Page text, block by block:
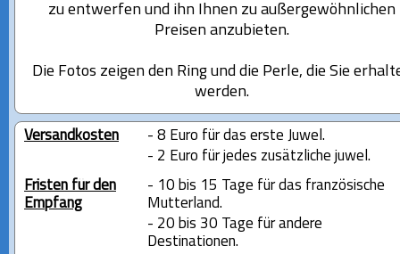
zu entwerfen und ihn Ihnen zu außergewöhnlichen
Preisen anzubieten.
Die Fotos zeigen den Ring und die Perle, die Sie
werden.
Versandkosten
- 8 Euro für das erste Juwel.
- 2 Euro für jedes zusätzliche juwel.
Fristen für den
Empfang
- 10 bis 15 Tage für das französische
Mutterland.
- 20 bis 30 Tage für andere
Destinationen.